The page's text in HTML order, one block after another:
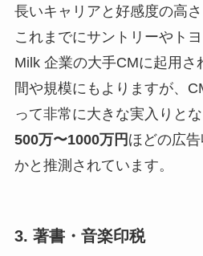
長いキャリアと好感度の高さ
これまでにサントリーやト
Milk 企業の大手CMに起用さ
間や規模にもよりますが、
って非常に大きな実入りと
500万〜1000万円 ほどの広
かと推測されています。
3. 著書・音楽印税